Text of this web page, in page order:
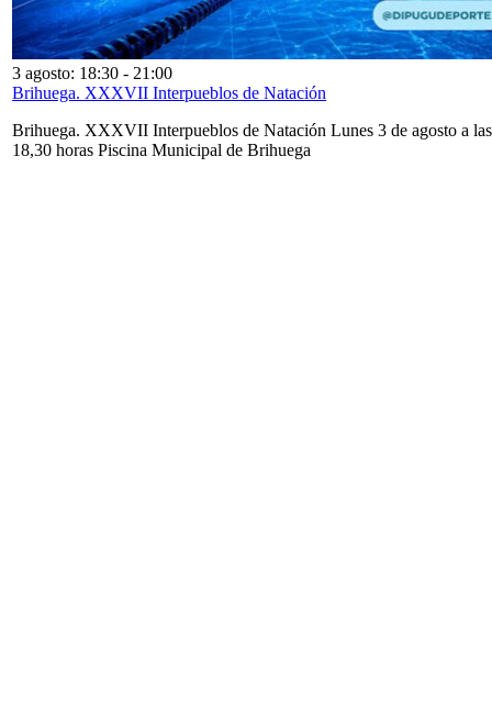
3 agosto: 18:30 - 21:00
Brihuega. XXXVII Interpueblos de Natación
Brihuega. XXXVII Interpueblos de Natación Lunes 3 de agosto a las
18,30 horas Piscina Municipal de Brihuega